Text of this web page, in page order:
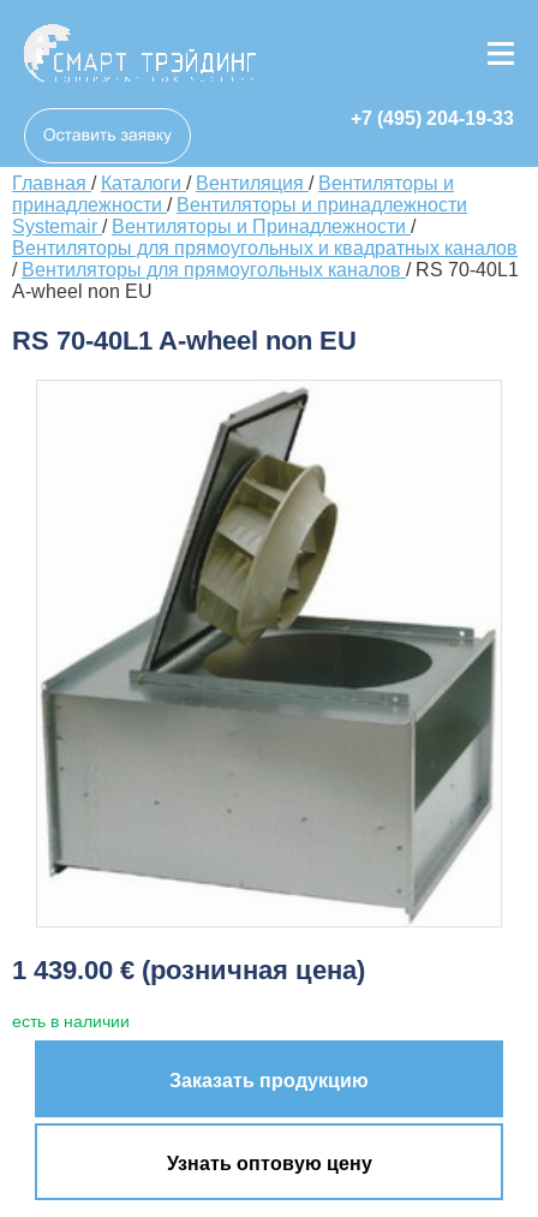
+7 (495) 204-19-33
Главная / Каталоги / Вентиляция / Вентиляторы и
принадлежности / Вентиляторы и принадлежности
Systemair / Вентиляторы и Принадлежности /
Вентиляторы для прямоугольных и квадратных каналов
/ Вентиляторы для прямоугольных каналов / RS 70-40L1
A-wheel non EU
RS 70-40L1 A-wheel non EU
1 439.00 € (розничная цена)
есть в наличии
Заказать продукцию
Узнать оптовую цену